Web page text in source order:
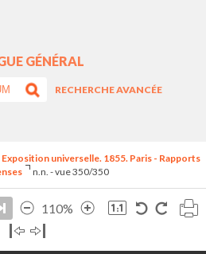
GÉNÉRAL
RECHERCHE AVANCÉE
Exposition universelle. 1855. Paris - Rapports
n.n. - vue 350/350
110%